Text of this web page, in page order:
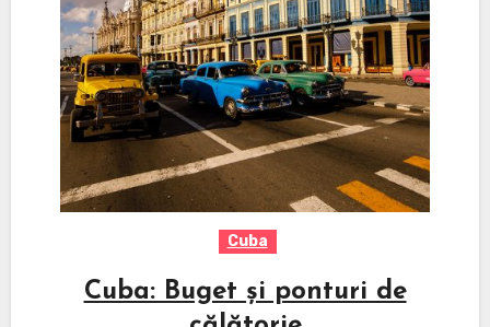
Cuba
Cuba: Buget și ponturi de